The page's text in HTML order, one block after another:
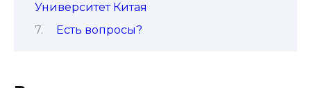
Университет Китая
Есть вопросы?